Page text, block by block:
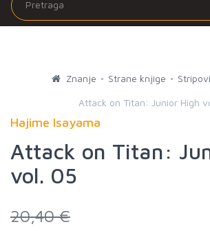
Znanje Strane knjige Stripovi
Attack on Titan: Junior High
Hajime Isayama
Attack on Titan:
vol. 05
20,40 €